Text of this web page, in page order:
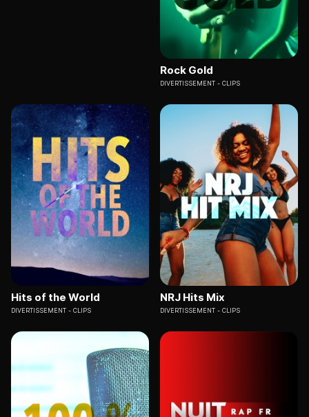
Rock Gold
DIVERTISSEMENT CLIPS
Hits of the World
DIVERTISSEMENT CLIPS
NRJ Hits Mix
DIVERTISSEMENT CLIPS